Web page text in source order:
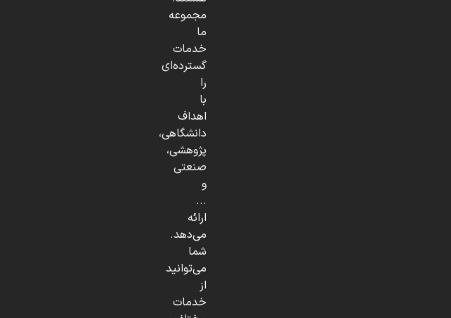
مجموعه
ما
خدمات
گسترده‌ای
را
با
اهداف
دانشگاهی،
پژوهشی،
صنعتی
و
...
ارائه
می‌دهد.
شما
می‌توانید
از
خدمات